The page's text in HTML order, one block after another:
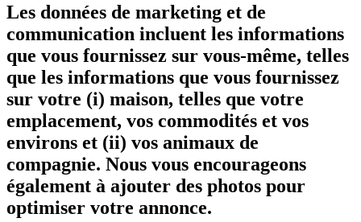
Les données de marketing et de
communication incluent les informations
que vous fournissez sur vous-même, telles
que les informations que vous fournissez
sur votre (i) maison, telles que votre
emplacement, vos commodités et vos
environs et (ii) vos animaux de
compagnie. Nous vous encourageons
également à ajouter des photos pour
optimiser votre annonce.